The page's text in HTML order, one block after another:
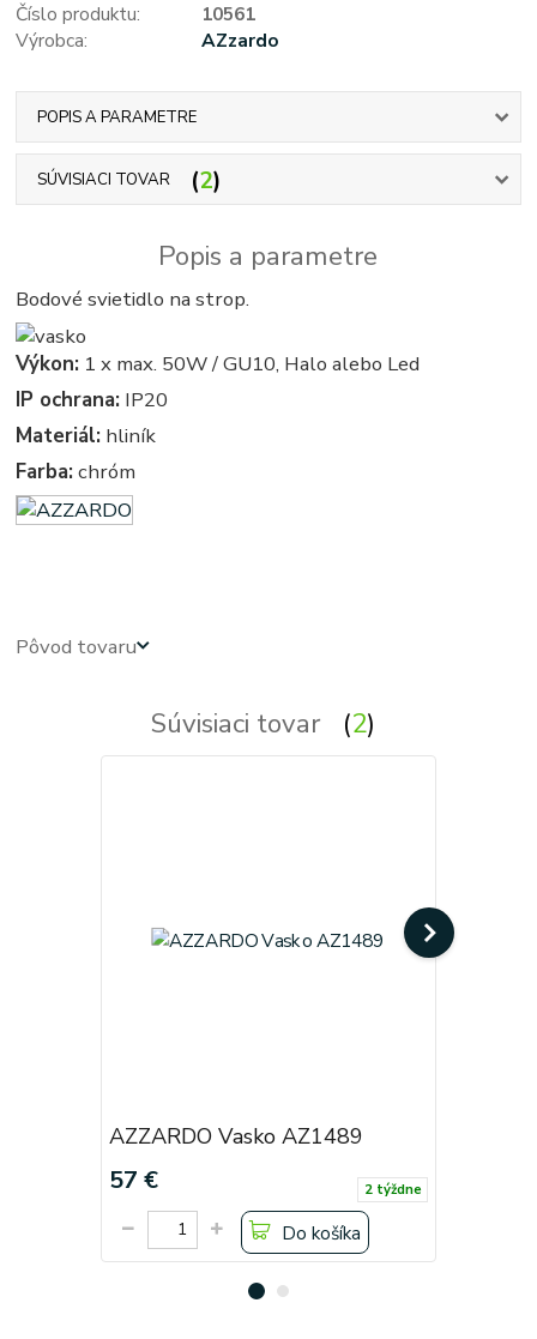
Číslo produktu:
10561
Výrobca:
AZzardo
POPIS A PARAMETRE
SÚVISIACI TOVAR 2
Popis a parametre
Bodové svietidlo na strop.
Výkon: 1 x max. 50W / GU10, Halo alebo Led
IP ochrana: IP20
Materiál: hliník
Farba: chróm
Pôvod tovaru
Súvisiaci tovar 2
AZZARDO Vasko AZ1489
57 € 2 týždne
Do košíka